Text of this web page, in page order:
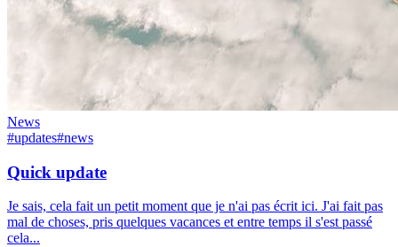
News
#updates#news
Quick update
Je sais, cela fait un petit moment que je n'ai pas écrit ici. J'ai fait pas
mal de choses, pris quelques vacances et entre temps il s'est passé
cela...